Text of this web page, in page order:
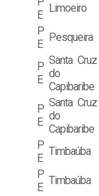
E
Limoeiro
P
E
Pesqueira
P
E
Santa Cruz
do
Capibaribe
P
E
Santa Cruz
do
Capibaribe
P
E
Timbaúba
P
E
Timbaúba